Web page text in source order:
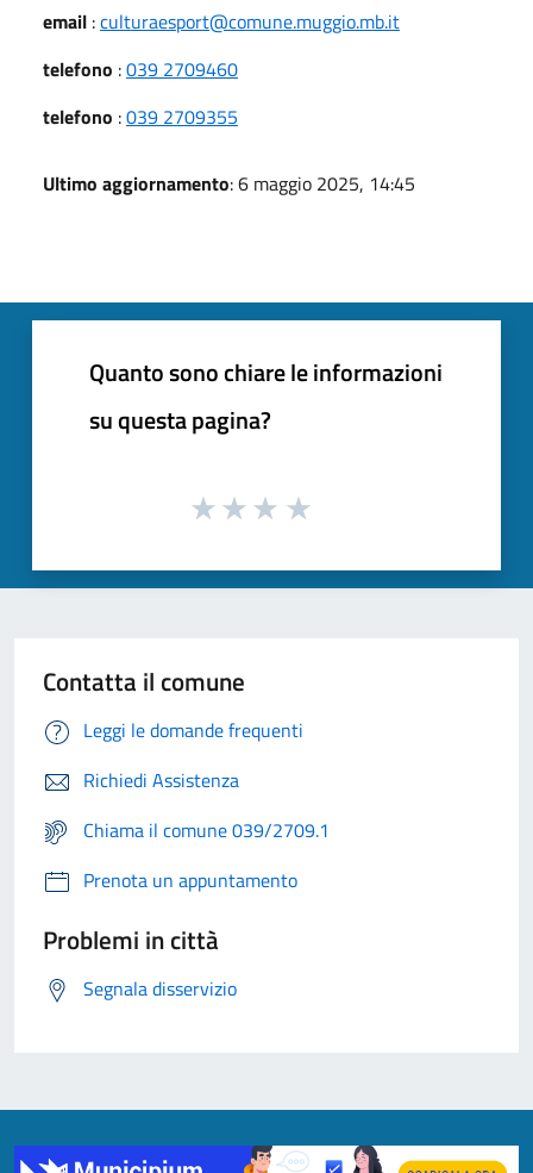
email :culturaesport@comune.muggio.mb.it
telefono :039 2709460
telefono :039 2709355
Ultimo aggiornamento: 6 maggio 2025, 14:45
Quanto sono chiare le informazioni
su questa pagina?
Contatta il comune
Leggi le domande frequenti
Richiedi Assistenza
Chiama il comune 039/2709.1
Prenota un appuntamento
Problemi in città
Segnala disservizio